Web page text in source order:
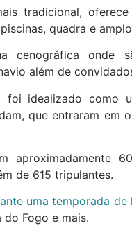
tradicional,
quadra e
cenográfica onde
além de
foi idealizado como
que entraram em
aproximadamente
de 615 tripulantes.
uma temporada
Fogo e mais.